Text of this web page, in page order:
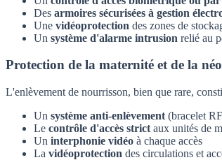
Des armoires sécurisées à gestion
Une vidéoprotection des zones de
Un système d'alarme intrusion relié au
Protection de la maternité et de la
L'enlèvement de nourrisson, bien que rare,
Un système anti-enlèvement (bracelet
Le contrôle d'accès strict aux unités de
Un interphonie vidéo à chaque accès
La vidéoprotection des circulations et